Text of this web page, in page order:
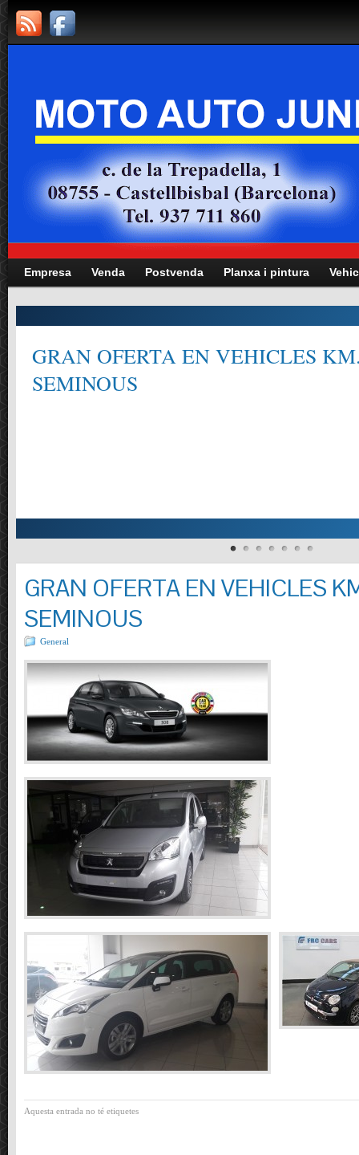
Empresa Venda Postvenda Planxa i pintura
GRAN OFERTA EN VEHICLES
SEMINOUS
GRAN OFERTA EN VEHICLES
SEMINOUS
General
Aquesta entrada no té etiquetes